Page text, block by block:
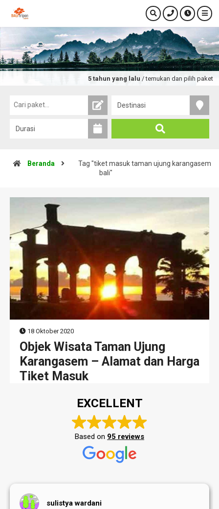
5 tahun yang lalu/ temukan dan pilih paket
Beranda
Tag "tiket masuk taman ujung karangasem
bali"
18 Oktober 2020
Objek Wisata Taman Ujung
Karangasem – Alamat dan Harga
Tiket Masuk
EXCELLENT
Based on 95 reviews
sulistya wardani